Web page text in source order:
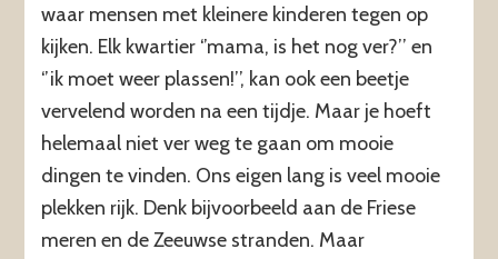
waar mensen met kleinere kinderen tegen op
kijken. Elk kwartier ‘’mama, is het nog ver?’’ en
‘’ik moet weer plassen!’’, kan ook een beetje
vervelend worden na een tijdje. Maar je hoeft
helemaal niet ver weg te gaan om mooie
dingen te vinden. Ons eigen lang is veel mooie
plekken rijk. Denk bijvoorbeeld aan de Friese
meren en de Zeeuwse stranden. Maar